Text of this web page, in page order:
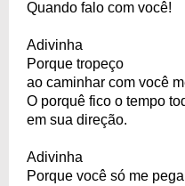
Quando falo com você!
Adivinha
Porque tropeço
ao caminhar com você
O porquê fico o tempo
em sua direção.
Adivinha
Porque você só me